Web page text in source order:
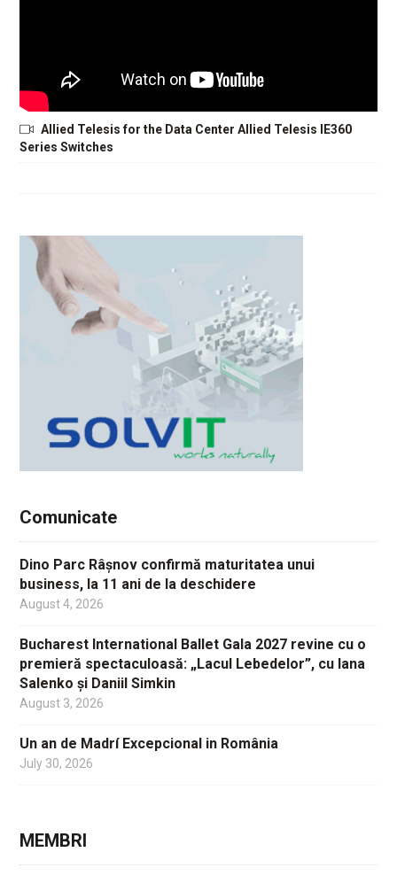
Allied Telesis for the Data Center Allied Telesis IE360
Series Switches
Comunicate
Dino Parc Râșnov confirmă maturitatea unui
business, la 11 ani de la deschidere
August 4, 2026
Bucharest International Ballet Gala 2027 revine cu o
premieră spectaculoasă: „Lacul Lebedelor”, cu Iana
Salenko și Daniil Simkin
August 3, 2026
Un an de Madrí Excepcional in România
July 30, 2026
MEMBRI